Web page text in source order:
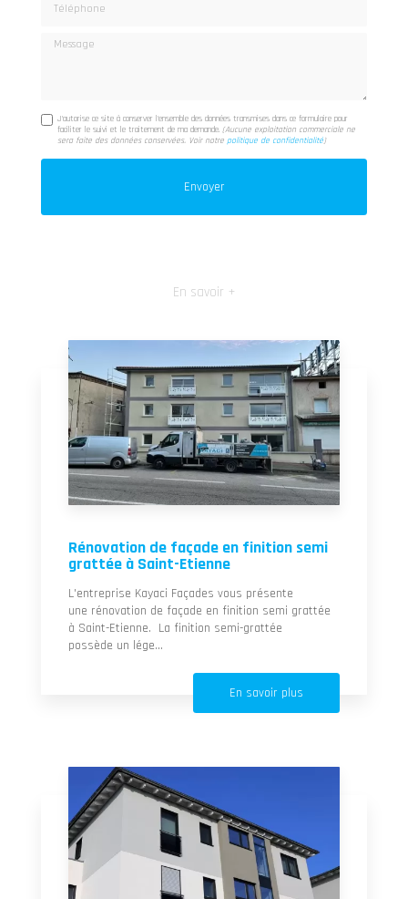
Message
J'autorise ce site à conserver l'ensemble des données transmises dans ce formulaire pour
faciliter le suivi et le traitement de ma demande.(Aucune exploitation commerciale ne
sera faite des données conservées. Voir notrepolitique de confidentialité)
En savoir +
Rénovation de façade en finition semi
grattée à Saint-Etienne
L'entreprise Kayaci Façades vous présente
une rénovation de façade en finition semi grattée
à Saint-Etienne. La finition semi-grattée
possède un lége...
En savoir plus